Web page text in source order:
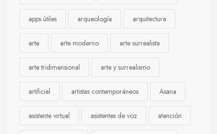
apps útiles arqueología arquitectura
arte arte moderno arte surrealista
arte tridimensional arte y surrealismo
artificial artistas contemporáneos Asana
asistente virtual asistentes de voz atención